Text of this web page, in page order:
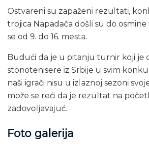
Ostvareni su zapaženi rezultati,
trojica Napadača došli su do osmine
se od 9. do 16. mesta.
Budući da je u pitanju turnir koji je
stonotenisere iz Srbije u svim
naši igrači nisu u izlaznoj sezoni
može se reći da je rezultat na
zadovoljavajuć.
Foto galerija